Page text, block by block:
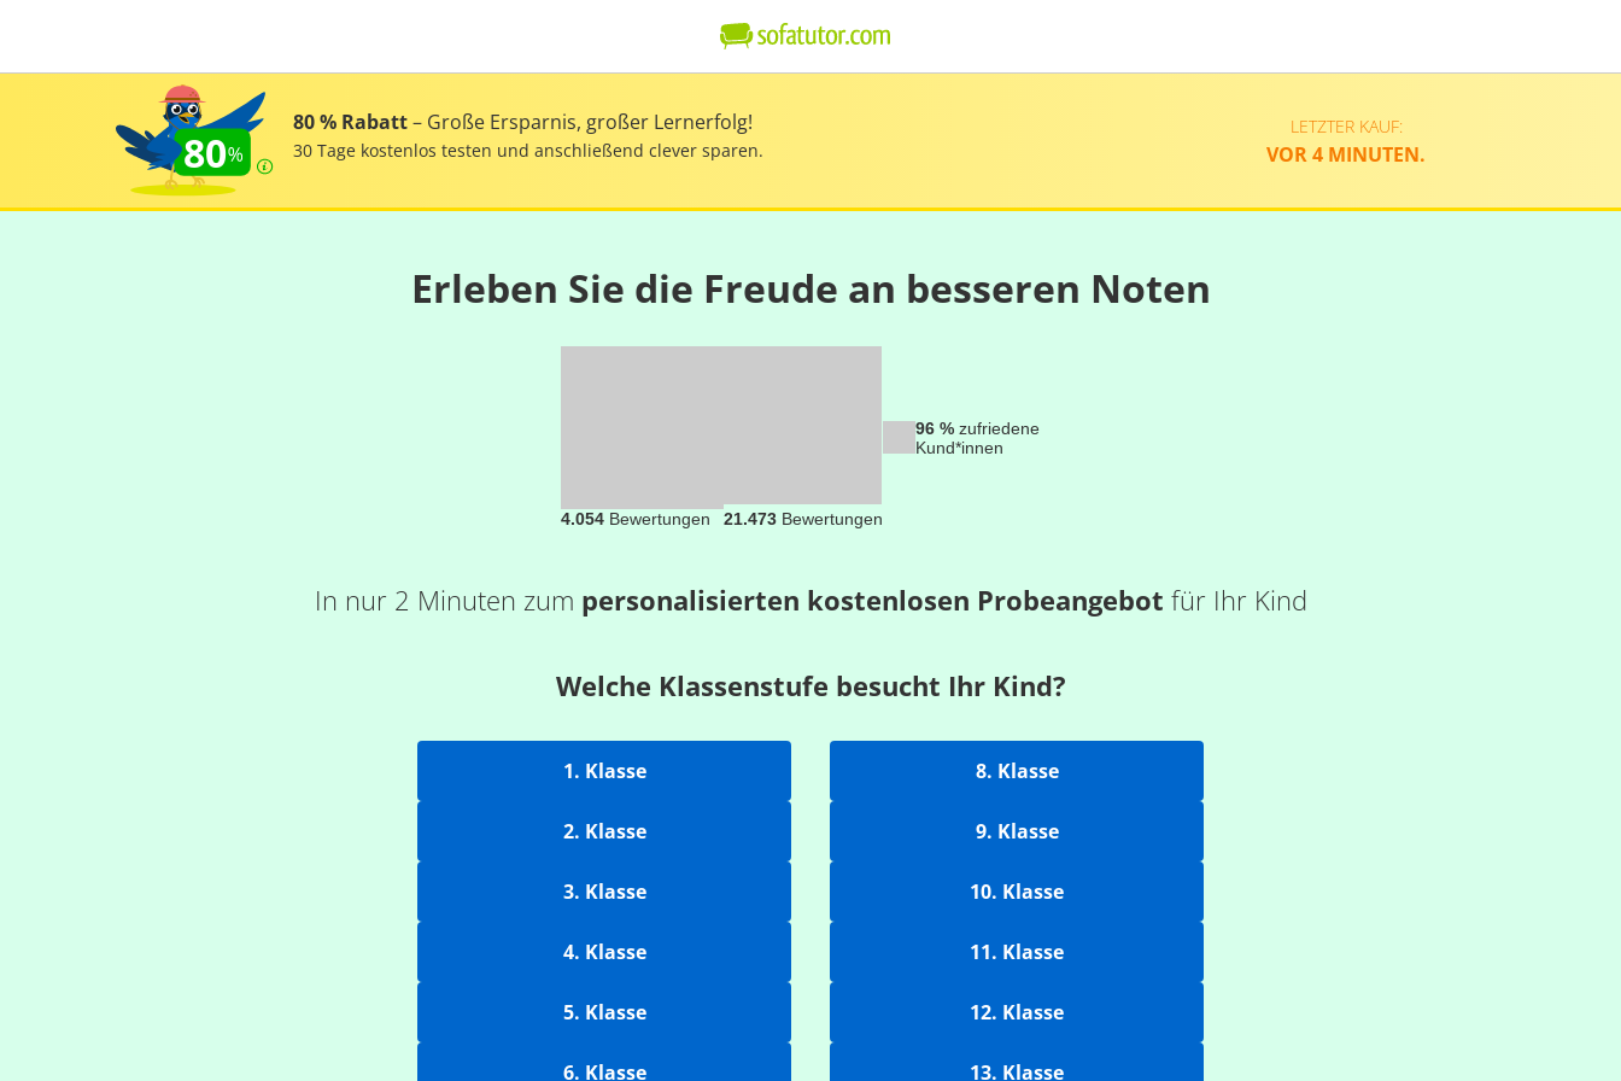
80
80 % Rabatt– Große Ersparnis, großer Lernerfolg!
30 Tage kostenlos testen und anschließend clever sparen.
LETZTER KAUF:
VOR 4 MINUTEN.
Erleben Sie die Freude an besseren Noten
4.054Bewertungen 21.473Bewertungen
96 %zufriedene
Kund*innen
In nur 2 Minuten zum personalisierten kostenlosen Probeangebot für Ihr Kind
Welche Klassenstufe besucht Ihr Kind?
1. Klasse
2. Klasse
3. Klasse
4. Klasse
5. Klasse
6. Klasse
8. Klasse
9. Klasse
10. Klasse
11. Klasse
12. Klasse
13. Klasse